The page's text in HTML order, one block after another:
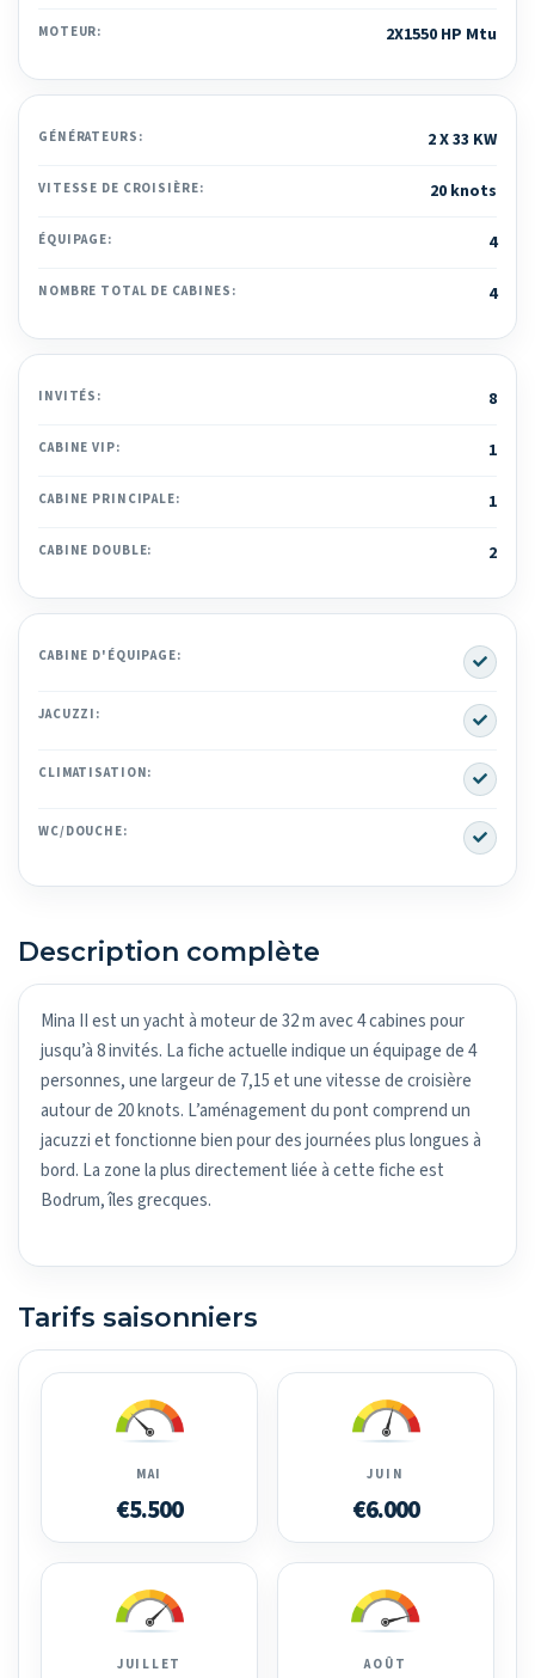
MOTEUR: 2X1550 HP Mtu
GÉNÉRATEURS: 2 X 33 KW
VITESSE DE CROISIÈRE: 20 knots
ÉQUIPAGE: 4
NOMBRE TOTAL DE CABINES: 4
INVITÉS: 8
CABINE VIP: 1
CABINE PRINCIPALE: 1
CABINE DOUBLE: 2
CABINE D'ÉQUIPAGE: Yes
JACUZZI: Yes
CLIMATISATION: Yes
WC/DOUCHE: Yes
Description complète
Mina II est un yacht à moteur de 32 m avec 4 cabines pour
jusqu’à 8 invités. La fiche actuelle indique un équipage de 4
personnes, une largeur de 7,15 et une vitesse de croisière
autour de 20 knots. L’aménagement du pont comprend un
jacuzzi et fonctionne bien pour des journées plus longues à
bord. La zone la plus directement liée à cette fiche est
Bodrum, îles grecques.
Tarifs saisonniers
MAI
€5.500
JUIN
€6.000
JUILLET AOÛT